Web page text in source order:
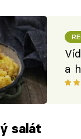
a
salát